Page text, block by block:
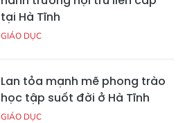
tại Hà Tĩnh
GIÁO DỤC
Lan tỏa mạnh mẽ phong trào
học tập suốt đời ở Hà Tĩnh
GIÁO DỤC